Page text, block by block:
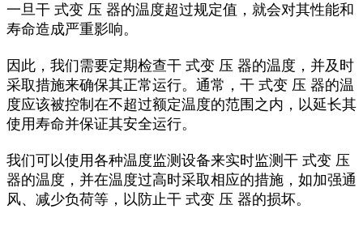
一旦干 式变 压 器的温度超过规定值，就会对其性能和
寿命造成严重影响。
因此，我们需要定期检查干 式变 压 器的温度，并及时
采取措施来确保其正常运行。通常，干 式变 压 器的温
度应该被控制在不超过额定温度的范围之内，以延长其
使用寿命并保证其安全运行。
我们可以使用各种温度监测设备来实时监测干 式变 压
器的温度，并在温度过高时采取相应的措施，如加强通
风、减少负荷等，以防止干 式变 压 器的损坏。